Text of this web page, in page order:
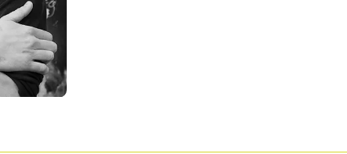
Pour enregistrer vos favoris,
connectez-vous ou créez votre